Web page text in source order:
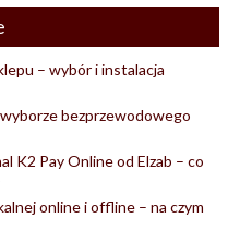
– wybór i instalacja
bezprzewodowego
K2 Pay Online od Elzab – co
online i offline – na czym